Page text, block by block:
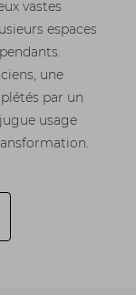
vastes
espaces
une
par un
usage